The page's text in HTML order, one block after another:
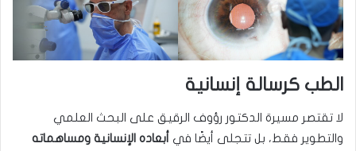
الطب كرسالة إنسانية
لا تقتصر مسيرة الدكتور رؤوف الرقيق على البحث العلمي
والتطوير فقط، بل تتجلى أيضًا في أبعاده الإنسانية ومساهماته